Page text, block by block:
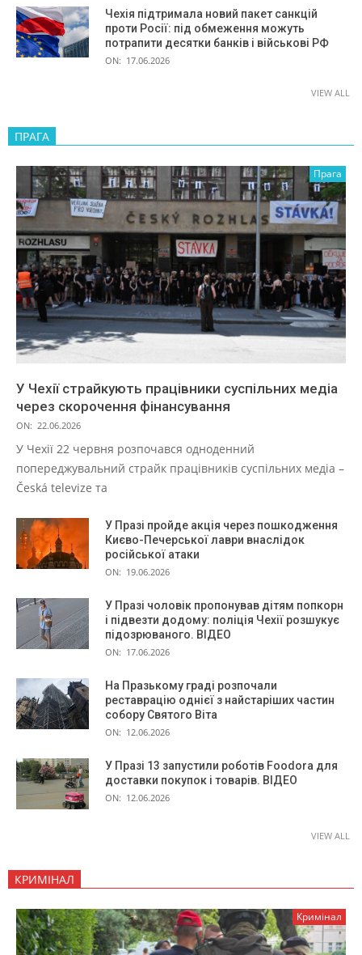
Чехія підтримала новий пакет санкцій
проти Росії: під обмеження можуть
потрапити десятки банків і військові РФ
ON: 17.06.2026
VIEW ALL
ПРАГА
Прага
У Чехії страйкують працівники суспільних медіа
через скорочення фінансування
ON: 22.06.2026
У Чехії 22 червня розпочався одноденний
попереджувальний страйк працівників суспільних медіа –
Česká televize та
У Празі пройде акція через пошкодження
Києво-Печерської лаври внаслідок
російської атаки
ON: 19.06.2026
У Празі чоловік пропонував дітям попкорн
і підвезти додому: поліція Чехії розшукує
підозрюваного. ВІДЕО
ON: 17.06.2026
На Празькому граді розпочали
реставрацію однієї з найстаріших частин
собору Святого Віта
ON: 12.06.2026
У Празі 13 запустили роботів Foodora для
доставки покупок і товарів. ВІДЕО
ON: 12.06.2026
VIEW ALL
КРИМІНАЛ
Кримінал